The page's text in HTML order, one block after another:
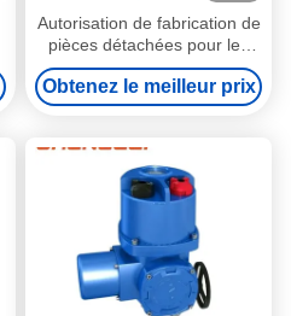
Autorisation de fabrication de
pièces détachées pour les
appareils électriques
Obtenez le meilleur prix